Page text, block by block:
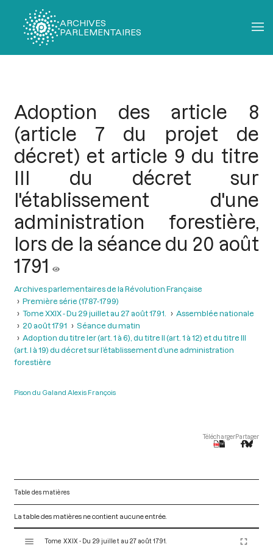
ARCHIVES
PARLEMENTAIRES
Adoption des article 8
(article 7 du projet de
décret) et article 9 du titre
III du décret sur
l'établissement d'une
administration forestière,
lors de la séance du 20 août
1791
Archives parlementaires de la Révolution Française
Première série (1787-1799)
Tome XXIX - Du 29 juillet au 27 août 1791.
Assemblée nationale
20 août 1791
Séance du matin
Adoption du titre Ier (art. 1 à 6), du titre II (art. 1 à 12) et du titre III
(art. l à 19) du décret sur l’établissement d’une administration
forestière
Pison du Galand Alexis François
TéléchargerPartager
Table des matières
La table des matières ne contient aucune entrée.
Tome XXIX - Du 29 juillet au 27 août 1791.